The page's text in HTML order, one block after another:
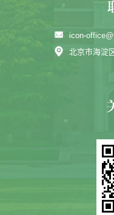
icon-
北京市海淀